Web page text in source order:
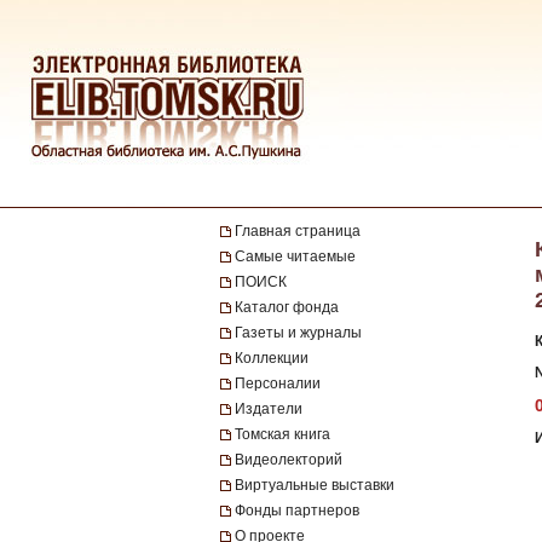
Главная страница
Самые читаемые
ПОИСК
Каталог фонда
Газеты и журналы
Коллекции
Персоналии
Издатели
Томская книга
Видеолекторий
Виртуальные выставки
Фонды партнеров
О проекте